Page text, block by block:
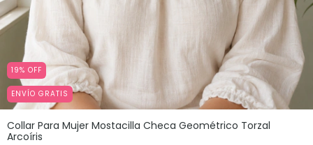
19% OFF
ENVÍO GRATIS
Collar Para Mujer Mostacilla Checa Geométrico Torzal
Arcoíris